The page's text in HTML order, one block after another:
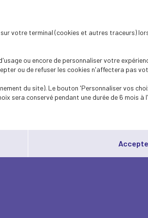
votre terminal (cookies et autres traceurs)
ou encore de personnaliser votre
ou de refuser les cookies n'affectera pas
du site). Le bouton 'Personnaliser vos
sera conservé pendant une durée de 6 mois à